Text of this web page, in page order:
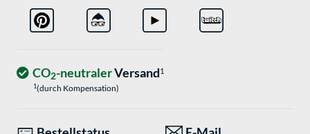
CO2-neutralerVersand1
1(durch Kompensation)